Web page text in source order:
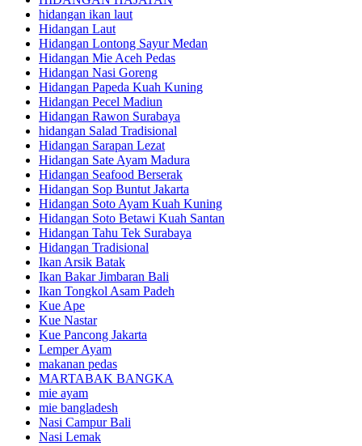
hidangan ikan laut
Hidangan Laut
Hidangan Lontong Sayur Medan
Hidangan Mie Aceh Pedas
Hidangan Nasi Goreng
Hidangan Papeda Kuah Kuning
Hidangan Pecel Madiun
Hidangan Rawon Surabaya
hidangan Salad Tradisional
Hidangan Sarapan Lezat
Hidangan Sate Ayam Madura
Hidangan Seafood Berserak
Hidangan Sop Buntut Jakarta
Hidangan Soto Ayam Kuah Kuning
Hidangan Soto Betawi Kuah Santan
Hidangan Tahu Tek Surabaya
Hidangan Tradisional
Ikan Arsik Batak
Ikan Bakar Jimbaran Bali
Ikan Tongkol Asam Padeh
Kue Ape
Kue Nastar
Kue Pancong Jakarta
Lemper Ayam
makanan pedas
MARTABAK BANGKA
mie ayam
mie bangladesh
Nasi Campur Bali
Nasi Lemak